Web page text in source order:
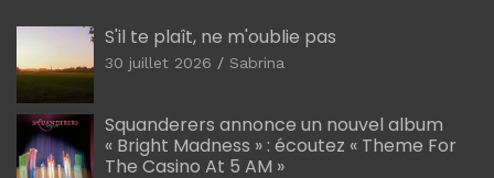
S'il te plaît, ne m'oublie pas
30 juillet 2026 Sabrina
Squanderers annonce un nouvel album
« Bright Madness » : écoutez « Theme For
The Casino At 5 AM »